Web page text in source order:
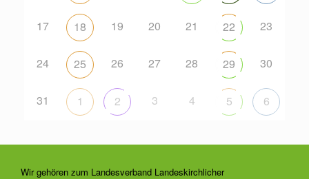
17 18 19 20 21 22 23
24 25 26 27 28 29 30
31 1 2 3 4 5 6
Wir gehören zum Landesverband Landeskirchlicher